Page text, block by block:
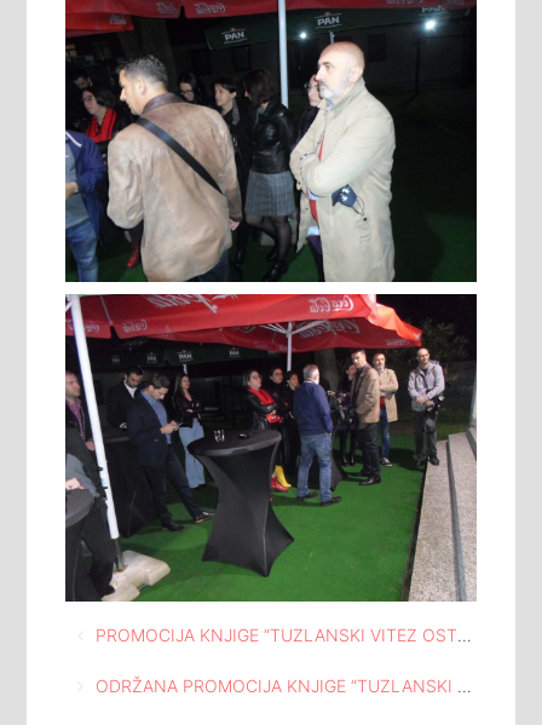
Navigacija
članaka
PROMOCIJA KNJIGE “TUZLANSKI VITEZ OSTOJA PALJIĆ” I IZLOŽBA SLIKA ZDRAVKE NOVAKA U KUĆI I ATELJEU ISMET MUJEZINOVIĆ TUZLA
ODRŽANA PROMOCIJA KNJIGE “TUZLANSKI VITEZ OSTOJA PALJIĆ” U KUĆI I ATELJEU ISMET MUJEZINOVIĆ TUZLA